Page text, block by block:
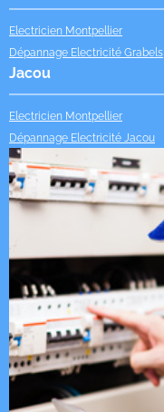
Electricien Montpellier
Dépannage Electricité Grabels
Jacou
Electricien Montpellier
Dépannage Electricité Jacou